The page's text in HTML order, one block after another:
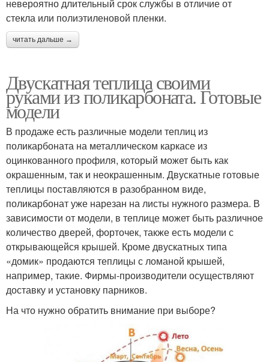
невероятно длительный срок службы в отличие от
стекла или полиэтиленовой пленки.
читать дальше →
Двускатная теплица своими
руками из поликарбоната. Готовые
модели
В продаже есть различные модели теплиц из
поликарбоната на металлическом каркасе из
оцинкованного профиля, который может быть как
окрашенным, так и неокрашенным. Двускатные готовые
теплицы поставляются в разобранном виде,
поликарбонат уже нарезан на листы нужного размера. В
зависимости от модели, в теплице может быть различное
количество дверей, форточек, также есть модели с
открывающейся крышей. Кроме двускатных типа
«домик» продаются теплицы с ломаной крышей,
например, такие. Фирмы-производители осуществляют
доставку и установку парников.
На что нужно обратить внимание при выборе?